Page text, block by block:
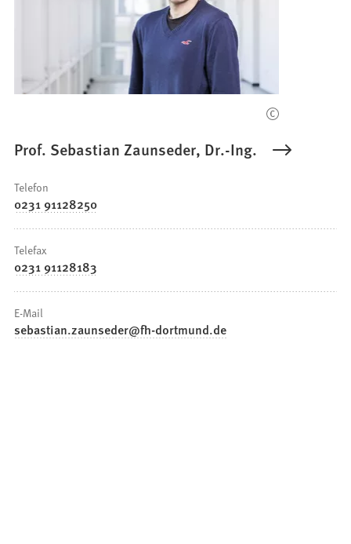
Prof. Sebastian Zaunseder, Dr.-Ing.
Telefon
0231 91128250
Telefax
0231 91128183
E-Mail
sebastian.zaunseder fh-dortmund de